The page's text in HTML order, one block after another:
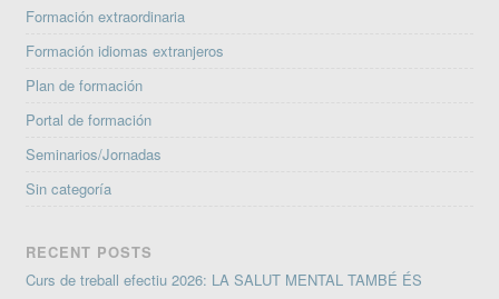
Formación extraordinaria
Formación idiomas extranjeros
Plan de formación
Portal de formación
Seminarios/Jornadas
Sin categoría
RECENT POSTS
Curs de treball efectiu 2026: LA SALUT MENTAL TAMBÉ ÉS